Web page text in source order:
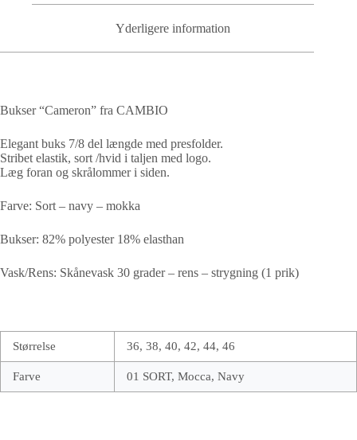
Yderligere information
Bukser “Cameron” fra CAMBIO
Elegant buks 7/8 del længde med presfolder.
Stribet elastik, sort /hvid i taljen med logo.
Læg foran og skrålommer i siden.
Farve: Sort – navy – mokka
Bukser: 82% polyester 18% elasthan
Vask/Rens: Skånevask 30 grader – rens – strygning (1 prik)
Størrelse 36, 38, 40, 42, 44, 46
Farve 01 SORT, Mocca, Navy